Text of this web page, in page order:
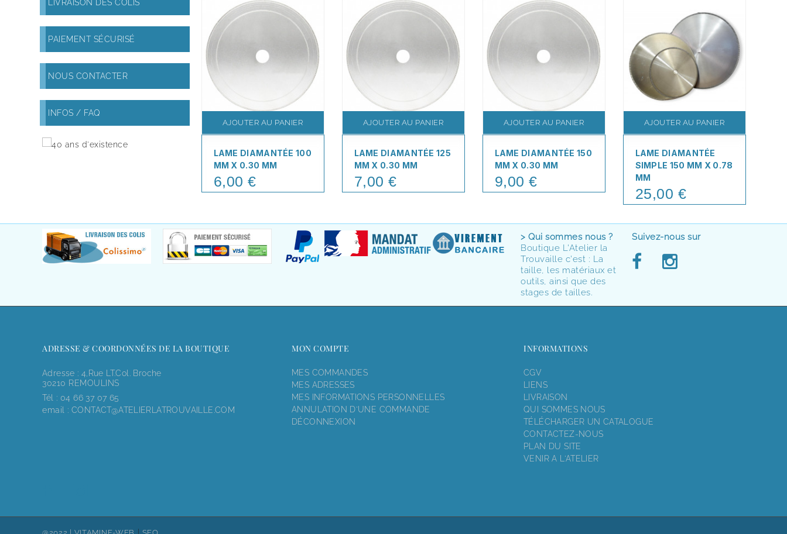
LIVRAISON DES COLIS
PAIEMENT SÉCURISÉ
NOUS CONTACTER
INFOS / FAQ
AJOUTER AU PANIER
LAME DIAMANTÉE 100
MM X 0.30 MM
Price
6,00 €
AJOUTER AU PANIER
LAME DIAMANTÉE 125
MM X 0.30 MM
Price
7,00 €
AJOUTER AU PANIER
LAME DIAMANTÉE 150
MM X 0.30 MM
Price
9,00 €
AJOUTER AU PANIER
LAME DIAMANTÉE
SIMPLE 150 MM X 0.78
MM
Price
25,00 €
> Qui sommes nous ?
Boutique L'Atelier la
Trouvaille c'est : La
taille, les matériaux et
outils, ainsi que des
stages de tailles.
Suivez-nous sur
ADRESSE & COORDONNÉES DE LA BOUTIQUE
Adresse : 4,rue LT.Col. Broche
30210 REMOULINS
Tél : 04 66 37 07 65
email : CONTACT@ATELIERLATROUVAILLE.COM
MON COMPTE
MES COMMANDES
MES ADRESSES
MES INFORMATIONS PERSONNELLES
ANNULATION D'UNE COMMANDE
DÉCONNEXION
INFORMATIONS
CGV
LIENS
LIVRAISON
QUI SOMMES NOUS
TÉLÉCHARGER UN CATALOGUE
CONTACTEZ-NOUS
PLAN DU SITE
VENIR A L'ATELIER